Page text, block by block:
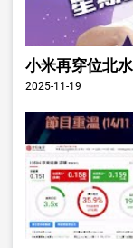
小米再穿位北
2025-11-19